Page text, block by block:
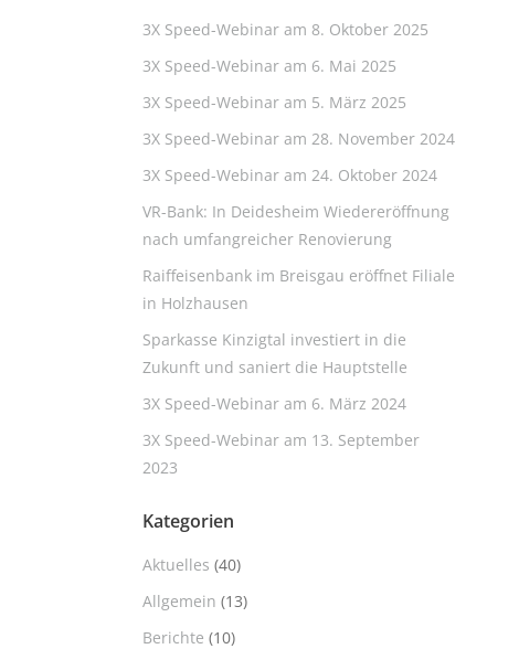
3X Speed-Webinar am 8. Oktober 2025
3X Speed-Webinar am 6. Mai 2025
3X Speed-Webinar am 5. März 2025
3X Speed-Webinar am 28. November 2024
3X Speed-Webinar am 24. Oktober 2024
VR-Bank: In Deidesheim Wiedereröffnung
nach umfangreicher Renovierung
Raiffeisenbank im Breisgau eröffnet Filiale
in Holzhausen
Sparkasse Kinzigtal investiert in die
Zukunft und saniert die Hauptstelle
3X Speed-Webinar am 6. März 2024
3X Speed-Webinar am 13. September
2023
Kategorien
Aktuelles (40)
Allgemein (13)
Berichte (10)